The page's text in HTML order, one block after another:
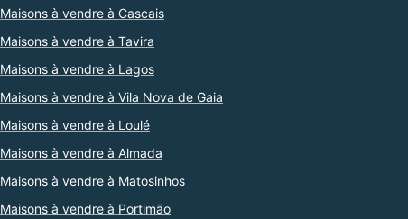
Maisons à vendre à Cascais
Maisons à vendre à Tavira
Maisons à vendre à Lagos
Maisons à vendre à Vila Nova de Gaia
Maisons à vendre à Loulé
Maisons à vendre à Almada
Maisons à vendre à Matosinhos
Maisons à vendre à Portimão